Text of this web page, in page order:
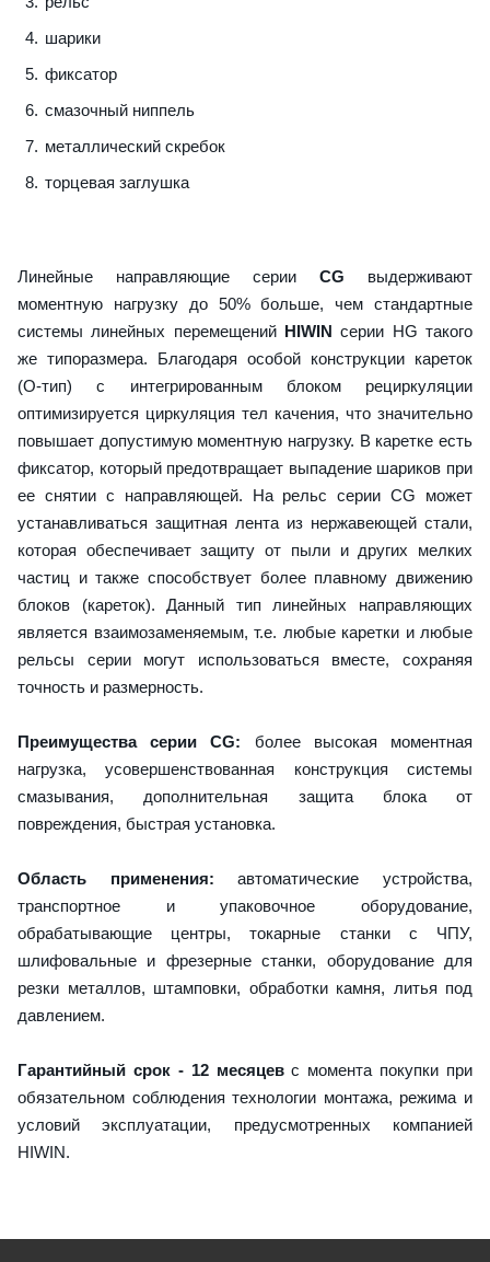
шарики
фиксатор
смазочный ниппель
металлический скребок
торцевая заглушка
Линейные направляющие серии CG выдерживают
моментную нагрузку до 50% больше, чем стандартные
системы линейных перемещений HIWIN серии HG такого
же типоразмера. Благодаря особой конструкции кареток
(О-тип) с интегрированным блоком рециркуляции
оптимизируется циркуляция тел качения, что значительно
повышает допустимую моментную нагрузку. В каретке есть
фиксатор, который предотвращает выпадение шариков при
ее снятии с направляющей. На рельс серии CG может
устанавливаться защитная лента из нержавеющей стали,
которая обеспечивает защиту от пыли и других мелких
частиц и также способствует более плавному движению
блоков (кареток). Данный тип линейных направляющих
является взаимозаменяемым, т.е. любые каретки и любые
рельсы серии могут использоваться вместе, сохраняя
точность и размерность.
Преимущества серии CG: более высокая моментная
нагрузка, усовершенствованная конструкция системы
смазывания, дополнительная защита блока от
повреждения, быстрая установка.
Область применения: автоматические устройства,
транспортное и упаковочное оборудование,
обрабатывающие центры, токарные станки с ЧПУ,
шлифовальные и фрезерные станки, оборудование для
резки металлов, штамповки, обработки камня, литья под
давлением.
Гарантийный срок - 12 месяцевс момента покупки при
обязательном соблюдения технологии монтажа, режима и
условий эксплуатации, предусмотренных компанией
HIWIN.